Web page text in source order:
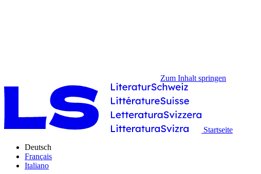
Zum Inhalt springen
Startseite
Deutsch
Français
Italiano